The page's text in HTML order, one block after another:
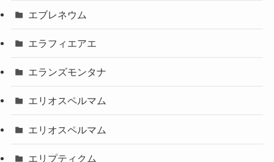
エブレネウム
エラフィエアエ
エランズモンタナ
エリオスペルマム
エリオスペルマム
エリプティクム